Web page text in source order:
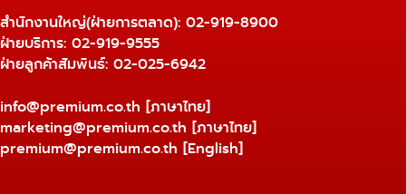
สำนักงานใหญ่(ฝ่ายการตลาด): 02-919-8900
ฝ่ายบริการ: 02-919-9555
ฝ่ายลูกค้าสัมพันธ์: 02-025-6942
info@premium.co.th [ภาษาไทย]
marketing@premium.co.th [ภาษาไทย]
premium@premium.co.th [English]